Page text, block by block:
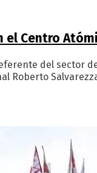
el Centro
del sector
Roberto